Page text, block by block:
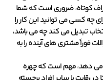
کوتاه، ضروری است که شما
چه کسی می توانید این کار را
تبدیل می کند چه می باشد،
فوراً مشتری های آینده را به
می دهد، مهم است که چهره